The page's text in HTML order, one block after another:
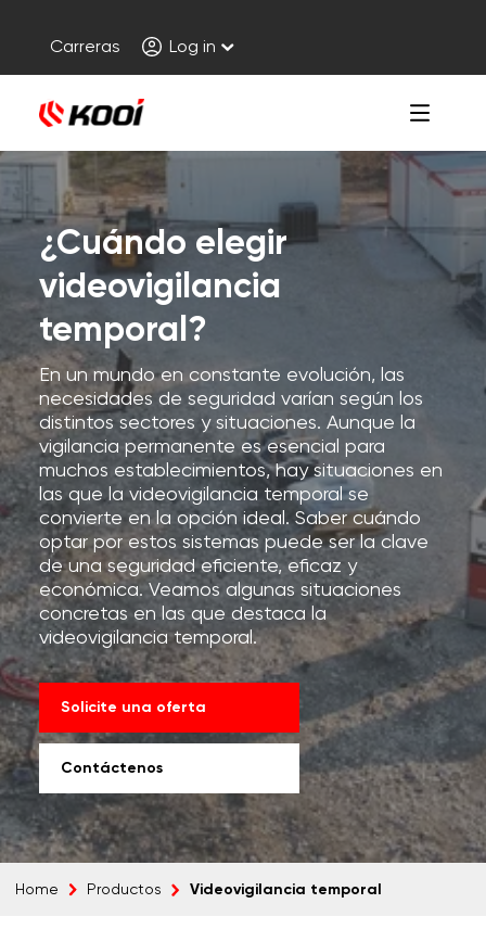
Carreras Log in
¿Cuándo elegir
videovigilancia
temporal?
En un mundo en constante evolución, las
necesidades de seguridad varían según los
distintos sectores y situaciones. Aunque la
vigilancia permanente es esencial para
muchos establecimientos, hay situaciones en
las que la videovigilancia temporal se
convierte en la opción ideal. Saber cuándo
optar por estos sistemas puede ser la clave
de una seguridad eficiente, eficaz y
económica. Veamos algunas situaciones
concretas en las que destaca la
videovigilancia temporal.
Solicite una oferta
Contáctenos
Home Productos Videovigilancia temporal